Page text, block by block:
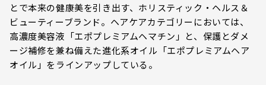
とで本来の健康美を引き出す、ホリスティック・ヘルス＆
ビューティーブランド。ヘアケアカテゴリーにおいては、
高濃度美容液「エポプレミアムヘマチン」と、保護とダメ
ージ補修を兼ね備えた進化系オイル「エポプレミアムヘア
オイル」をラインアップしている。